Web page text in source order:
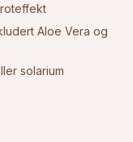
Aloe Vera og
solarium